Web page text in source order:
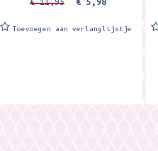
Toevoegen aan verlanglijstje